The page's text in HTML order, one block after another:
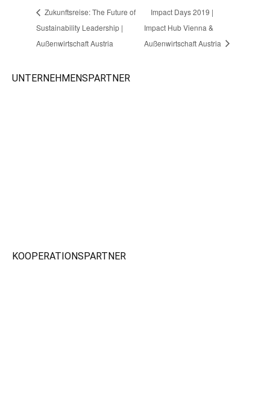
Zukunftsreise: The Future of
Sustainability Leadership |
Außenwirtschaft Austria
Impact Days 2019 |
Impact Hub Vienna &
Außenwirtschaft Austria
UNTERNEHMENSPARTNER
KOOPERATIONSPARTNER